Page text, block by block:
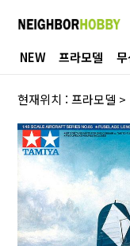
NEW 프라모델 무
현재위치 :프라모델 >